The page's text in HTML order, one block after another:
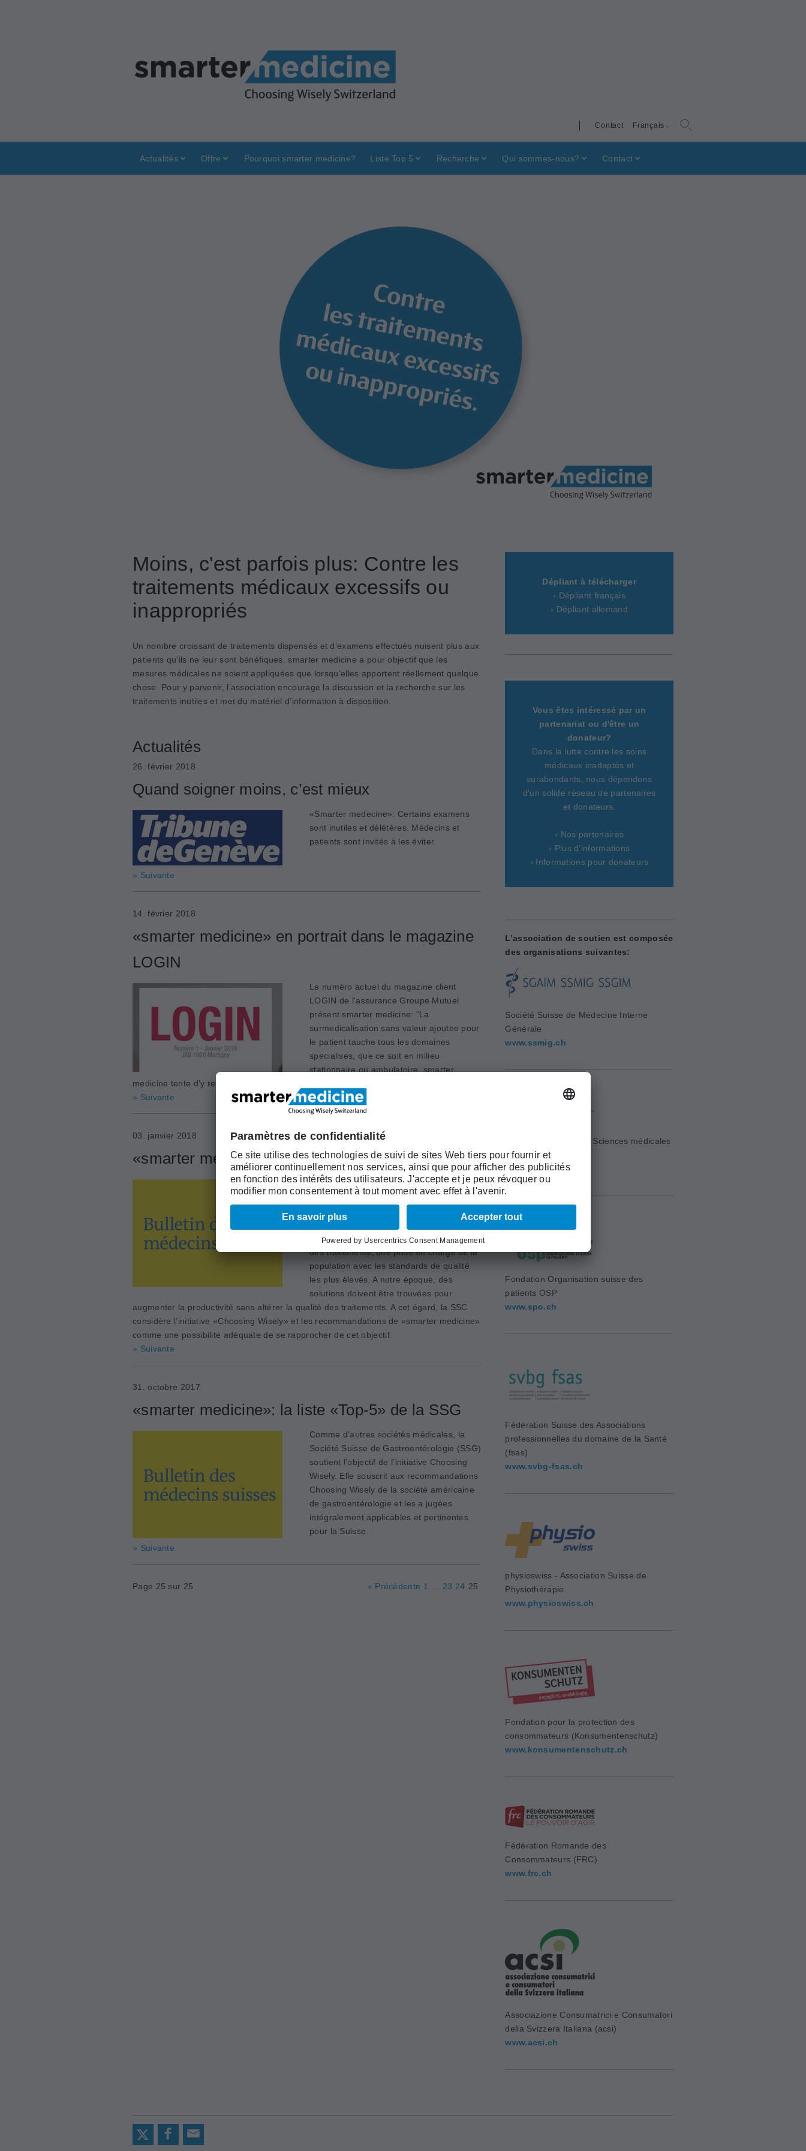
Français
Contact
Actualités Offre Pourquoi smarter medicine? Liste Top 5 Recherche Qui sommes-nous? Contact
Moins, c'est parfois plus: Contre les
traitements médicaux excessifs ou
inappropriés
Un nombre croissant de traitements dispensés et d’examens effectués nuisent plus aux
patients qu’ils ne leur sont bénéfiques. smarter medicine a pour objectif que les
mesures médicales ne soient appliquées que lorsqu’elles apportent réellement quelque
chose. Pour y parvenir, l’association encourage la discussion et la recherche sur les
traitements inutiles et met du matériel d’information à disposition.
Actualités
26. février 2018
Quand soigner moins, c’est mieux
«Smarter medecine»: Certains examens
sont inutiles et délétères. Médecins et
patients sont invités à les éviter.
» Suivante
14. février 2018
«smarter medicine» en portrait dans le magazine
LOGIN
Le numéro actuel du magazine client
LOGIN de l'assurance Groupe Mutuel
présent smarter medicine: "La
surmedicalisation sans valeur ajoutee pour
le patient tauche tous les domaines
specialises, que ce soit en milieu
stationnaire ou ambulatoire. smarter
medicine tente d'y repondre. Presentation d'un projet innovant."
» Suivante
03. janvier 2018
«smarter medicine»: la liste «Top-5» de la SSC
Depuis quelques années, la Société suisse
de chirurgie (SSC) s’engage pour que la
chirurgiens permette, grâce à des travaux
et des mesures scientifiques de la qualité
des traitements, une prise en charge de la
population avec les standards de qualité
les plus élevés. A notre époque, des
solutions doivent être trouvées pour
augmenter la productivité sans altérer la qualité des traitements. A cet égard, la SSC
considère l’initiative «Choosing ­Wisely» et les recommandations de «smarter medicine»
comme une possibilité adéquate de se rapprocher de cet objectif.
» Suivante
31. octobre 2017
«smarter medicine»: la liste «Top-5» de la SSG
Comme d’autres sociétés médicales, la
Société Suisse de Gastroentérologie (SSG)
soutient l’objectif de l’initiative Choosing
Wisely. Elle souscrit aux recommandations
Choosing Wisely de la société américaine
de gastroentérologie et les a jugées
intégralement applicables et pertinentes
pour la Suisse.
» Suivante
Page 25 sur 25 « Précédente 1 23 24 25
Dépliant à télécharger
› Dépliant français
› Dépliant allemand
Vous êtes intéressé par un
partenariat ou d'être un
donateur?
Dans la lutte contre les soins
médicaux inadaptés et
surabondants, nous dépendons
d'un solide réseau de partenaires
et donateurs.
› Nos partenaires
› Plus d'informations
› Informations pour donateurs
L’association de soutien est composée
des organisations suivantes:
Société Suisse de Médecine Interne
Générale
www.ssmig.ch
Académie Suisse des Sciences médicales
(ASSM)
www.assm.ch
Fondation Organisation suisse des
patients OSP
www.spo.ch
Fédération Suisse des Associations
professionnelles du domaine de la Santé
(fsas)
www.svbg-fsas.ch
physioswiss - Association Suisse de
Physiothérapie
www.physioswiss.ch
Fondation pour la protection des
consommateurs (Konsumentenschutz)
www.konsumentenschutz.ch
Fédération Romande des
Consommateurs (FRC)
www.frc.ch
Associazione Consumatrici e Consumatori
della Svizzera Italiana (acsi)
www.acsi.ch